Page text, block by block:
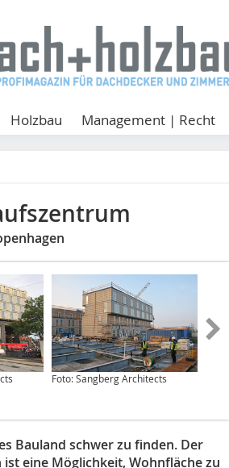
Holzbau Management | Recht
Foto: Sangberg Architects
Bauland schwer zu finden. Der
eine Möglichkeit, Wohnfläche zu